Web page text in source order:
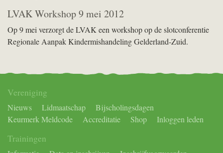
LVAK Workshop 9 mei 2012
Op 9 mei verzorgt de LVAK een workshop op de slotconferentie
Regionale Aanpak Kindermishandeling Gelderland-Zuid.
Vereniging
Nieuws Lidmaatschap
Bijscholingsdagen
Keurmerk Meldcode
Accreditatie Shop Inloggen leden
Trainingen